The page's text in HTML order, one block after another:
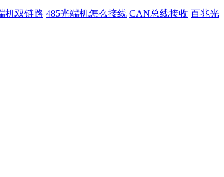
机双链路 485光端机怎么接线 CAN总线接收 百兆光